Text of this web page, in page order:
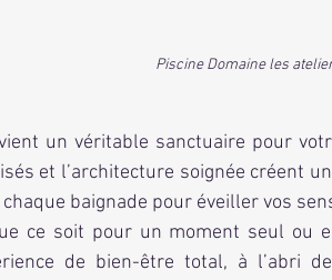
Piscine Domaine les
et l’architecture soignée créent
baignade pour éveiller vos
ce soit pour un moment seul ou
de bien-être total, à l’abri